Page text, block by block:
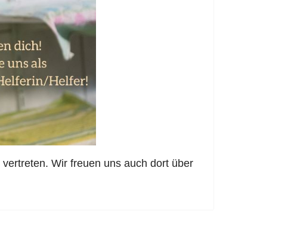
vertreten. Wir freuen uns auch dort über